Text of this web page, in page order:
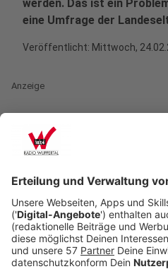
werden. Das ist ein
eine Umfrage der
Veröffentlicht: Mittwoch,
Anzeige
Für gut 800.000
die Schule wieder geöffnet.
einen Abschluss machen.
insgesamt 2,5 Millionen
Rest? Der guckt in die
wieder alle mehr oder
können. Das sorgt